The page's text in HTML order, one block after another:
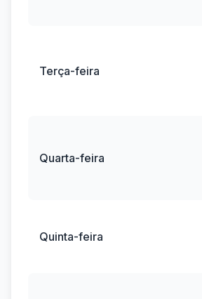
Terça-feira
Quarta-feira
Quinta-feira